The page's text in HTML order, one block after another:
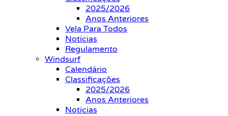
2025/2026
Anos Anteriores
Vela Para Todos
Notícias
Regulamento
Windsurf
Calendário
Classificações
2025/2026
Anos Anteriores
Notícias